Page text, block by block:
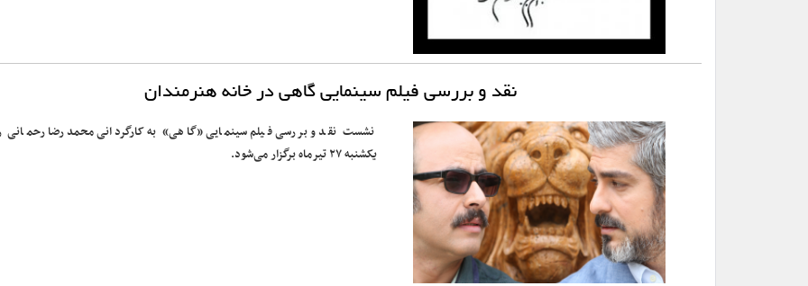
نقد و بررسی فیلم سینمایی گاهی در خانه هنرمندان
نشست نقد و بررسی فیلم سینمایی «گاهی» به کارگردانی محمدرضا رحمانی
یکشنبه ۲۷ تیرماه برگزار می‌شود.